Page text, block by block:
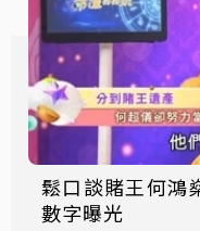
鬆口談賭王何鴻燊遺產分
數字曝光